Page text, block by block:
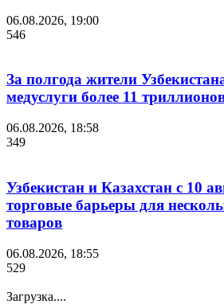
06.08.2026, 19:00
546
За полгода жители
медуслуги более 11
06.08.2026, 18:58
349
Узбекистан и Казахстан с 10
торговые барьеры для
товаров
06.08.2026, 18:55
529
Загрузка....